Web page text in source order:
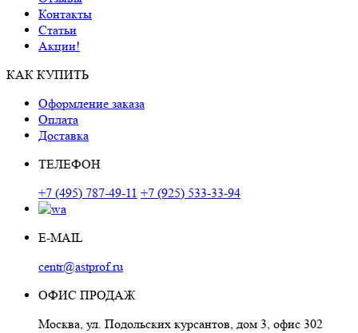
Контакты
Статьи
Акции!
КАК КУПИТЬ
Оформление заказа
Оплата
Доставка
ТЕЛЕФОН
+7 (495) 787-49-11 +7 (925) 533-33-94
E-MAIL
centr@astprof.ru
ОФИС ПРОДАЖ
Москва, ул. Подольских курсантов, дом 3, офис 302